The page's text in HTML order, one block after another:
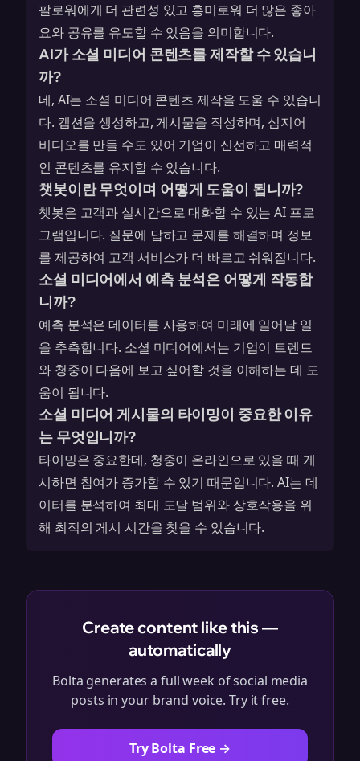
팔로워에게 더 관련성 있고 흥미로워 더 많은 좋아
요와 공유를 유도할 수 있음을 의미합니다.
AI가 소셜 미디어 콘텐츠를 제작할 수 있습니
까?
네, AI는 소셜 미디어 콘텐츠 제작을 도울 수 있습니
다. 캡션을 생성하고, 게시물을 작성하며, 심지어
비디오를 만들 수도 있어 기업이 신선하고 매력적
인 콘텐츠를 유지할 수 있습니다.
챗봇이란 무엇이며 어떻게 도움이 됩니까?
챗봇은 고객과 실시간으로 대화할 수 있는 AI 프로
그램입니다. 질문에 답하고 문제를 해결하며 정보
를 제공하여 고객 서비스가 더 빠르고 쉬워집니다.
소셜 미디어에서 예측 분석은 어떻게 작동합
니까?
예측 분석은 데이터를 사용하여 미래에 일어날 일
을 추측합니다. 소셜 미디어에서는 기업이 트렌드
와 청중이 다음에 보고 싶어할 것을 이해하는 데 도
움이 됩니다.
소셜 미디어 게시물의 타이밍이 중요한 이유
는 무엇입니까?
타이밍은 중요한데, 청중이 온라인으로 있을 때 게
시하면 참여가 증가할 수 있기 때문입니다. AI는 데
이터를 분석하여 최대 도달 범위와 상호작용을 위
해 최적의 게시 시간을 찾을 수 있습니다.
Create content like this —
automatically
Bolta generates a full week of social media
posts in your brand voice. Try it free.
Try Bolta Free →